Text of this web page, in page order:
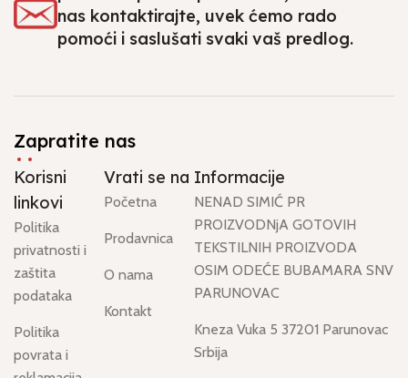
nas kontaktirajte, uvek ćemo rado
pomoći i saslušati svaki vaš predlog.
Zapratite nas
Korisni
linkovi
Politika
privatnosti i
zaštita
podataka
Politika
povrata i
Vrati se na
Početna
Prodavnica
O nama
Kontakt
Informacije
NENAD SIMIĆ PR
PROIZVODNjA GOTOVIH
TEKSTILNIH PROIZVODA
OSIM ODEĆE BUBAMARA SNV
PARUNOVAC
Kneza Vuka 5 37201 Parunovac
Srbija